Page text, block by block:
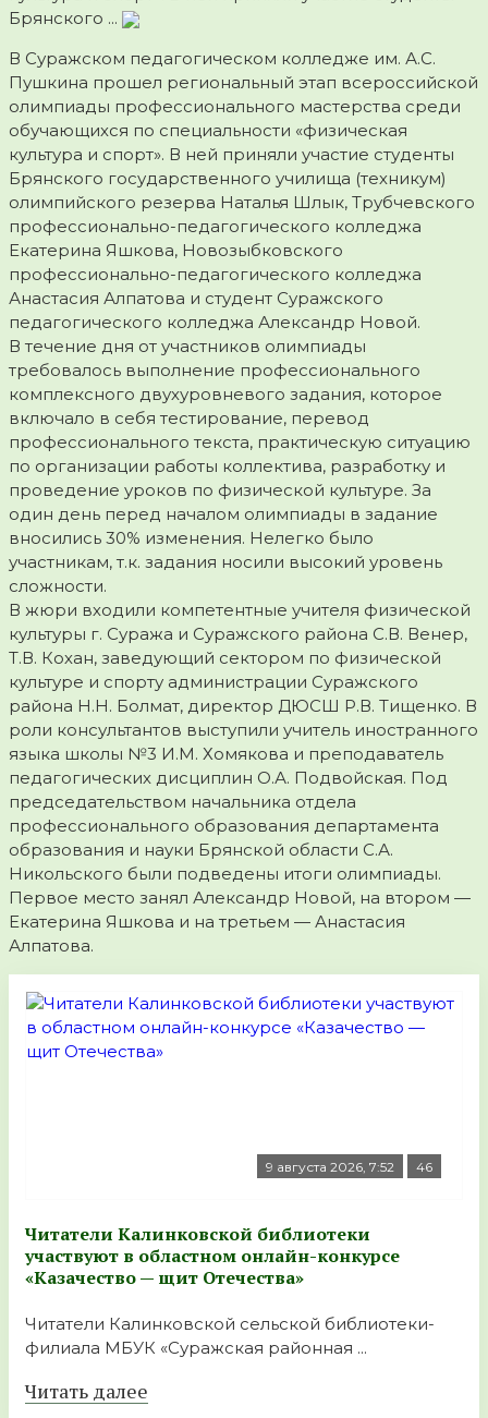
Брянского ...
В Суражском педагогическом колледже им. А.С.
Пушкина прошел региональный этап всероссийской
олимпиады профессионального мастерства среди
обучающихся по специальности «физическая
культура и спорт». В ней приняли участие студенты
Брянского государственного училища (техникум)
олимпийского резерва Наталья Шлык, Трубчевского
профессионально-педагогического колледжа
Екатерина Яшкова, Новозыбковского
профессионально-педагогического колледжа
Анастасия Алпатова и студент Суражского
педагогического колледжа Александр Новой.
В течение дня от участников олимпиады
требовалось выполнение профессионального
комплексного двухуровневого задания, которое
включало в себя тестирование, перевод
профессионального текста, практическую ситуацию
по организации работы коллектива, разработку и
проведение уроков по физической культуре. За
один день перед началом олимпиады в задание
вносились 30% изменения. Нелегко было
участникам, т.к. задания носили высокий уровень
сложности.
В жюри входили компетентные учителя физической
культуры г. Суража и Суражского района С.В. Венер,
Т.В. Кохан, заведующий сектором по физической
культуре и спорту администрации Суражского
района Н.Н. Болмат, директор ДЮСШ Р.В. Тищенко. В
роли консультантов выступили учитель иностранного
языка школы №3 И.М. Хомякова и преподаватель
педагогических дисциплин О.А. Подвойская. Под
председательством начальника отдела
профессионального образования департамента
образования и науки Брянской области С.А.
Никольского были подведены итоги олимпиады.
Первое место занял Александр Новой, на втором —
Екатерина Яшкова и на третьем — Анастасия
Алпатова.
9 августа 2026, 7:52 46
Читатели Калинковской библиотеки
участвуют в областном онлайн-конкурсе
«Казачество — щит Отечества»
Читатели Калинковской сельской библиотеки-
филиала МБУК «Суражская районная ...
Читать далее